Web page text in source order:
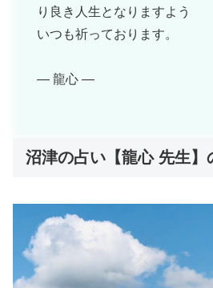
り良き人生となりますよう
いつも祈っております。
— 龍心 —
沼津の占い【龍心 先生】